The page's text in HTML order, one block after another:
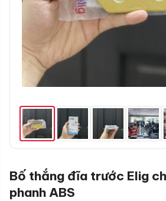
Bố thắng đĩa trước Elig
phanh ABS